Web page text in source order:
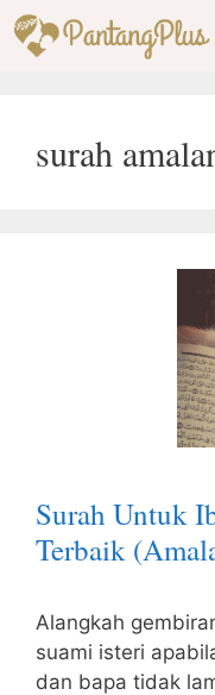
Skip
to
surah
Surah Untuk
Terbaik
Alangkah
suami isteri
dan bapa tidak